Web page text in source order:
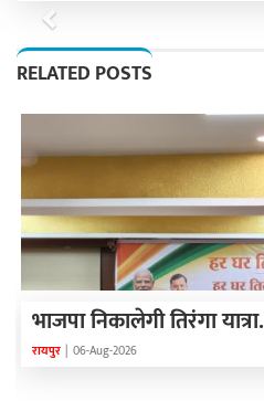
Previous
RELATED POSTS
भाजपा निकालेगी तिरंगा यात्रा.
रायपुर | 06-Aug-2026